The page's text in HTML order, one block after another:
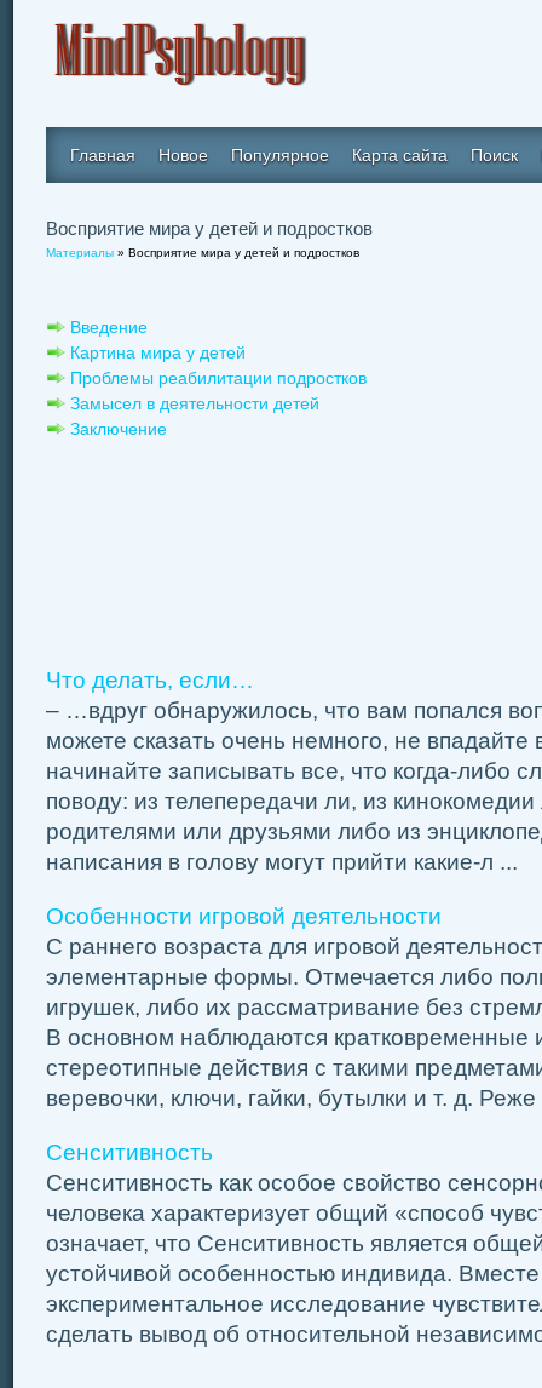
Главная Новое Популярное Карта сайта Поиск
Восприятие мира у детей и подростков
Материалы » Восприятие мира у детей и подростков
Введение
Картина мира у детей
Проблемы реабилитации подростков
Замысел в деятельности детей
Заключение
Что делать, если…
– …вдруг обнаружилось, что вам попался
можете сказать очень немного, не впадайте
начинайте записывать все, что когда-либо
поводу: из телепередачи ли, из кинокомедии
родителями или друзьями либо из
написания в голову могут прийти какие-л ...
Особенности игровой деятельности
С раннего возраста для игровой
элементарные формы. Отмечается либо
игрушек, либо их рассматривание без
В основном наблюдаются кратковременные
стереотипные действия с такими
веревочки, ключи, гайки, бутылки и т. д. Реже
Сенситивность
Сенситивность как особое свойство
человека характеризует общий «способ
означает, что Сенситивность является
устойчивой особенностью индивида.
экспериментальное исследование
сделать вывод об относительной